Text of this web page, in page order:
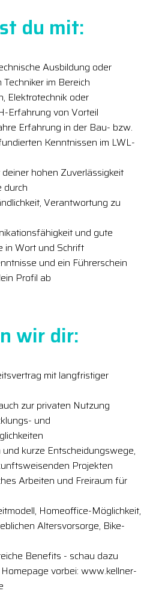
du mit:
Ausbildung oder
im Bereich
Elektrotechnik oder
Erfahrung von Vorteil
Erfahrung in der Bau- bzw.
Kenntnissen im LWL-
hohen Zuverlässigkeit
durch
Verantwortung zu
und gute
in Wort und Schrift
und ein Führerschein
Profil ab
wir dir:
mit langfristiger
zur privaten Nutzung
und
und kurze Entscheidungswege,
Projekten
Arbeiten und Freiraum für
Homeoffice-Möglichkeit,
Altersvorsorge, Bike-
Benefits - schau dazu
vorbei: www.kellner-